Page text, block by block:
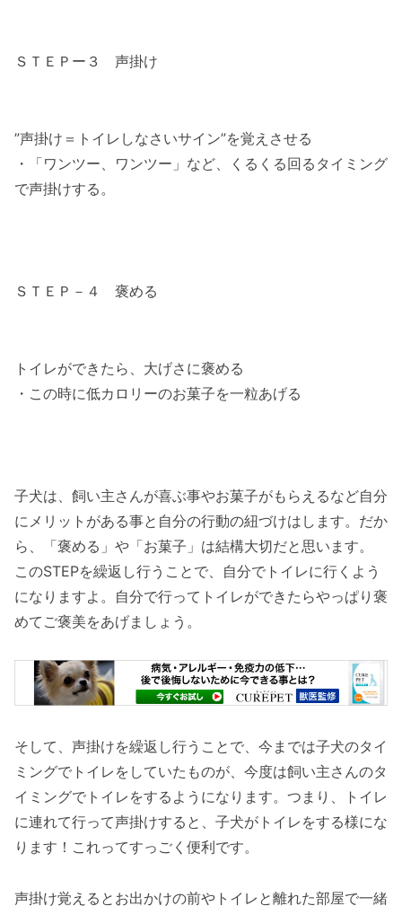
ＳＴＥＰー３ 声掛け
”声掛け＝トイレしなさいサイン”を覚えさせる
・「ワンツー、ワンツー」など、くるくる回るタイミング
で声掛けする。
ＳＴＥＰ－４ 褒める
トイレができたら、大げさに褒める
・この時に低カロリーのお菓子を一粒あげる
子犬は、飼い主さんが喜ぶ事やお菓子がもらえるなど自分
にメリットがある事と自分の行動の紐づけはします。だか
ら、「褒める」や「お菓子」は結構大切だと思います。
このSTEPを繰返し行うことで、自分でトイレに行くよう
になりますよ。自分で行ってトイレができたらやっぱり褒
めてご褒美をあげましょう。
そして、声掛けを繰返し行うことで、今までは子犬のタイ
ミングでトイレをしていたものが、今度は飼い主さんのタ
イミングでトイレをするようになります。つまり、トイレ
に連れて行って声掛けすると、子犬がトイレをする様にな
ります！これってすっごく便利です。
声掛け覚えるとお出かけの前やトイレと離れた部屋で一緒